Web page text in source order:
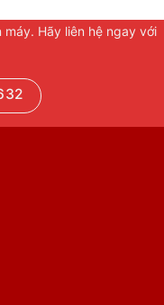
Hãy liên hệ ngay với